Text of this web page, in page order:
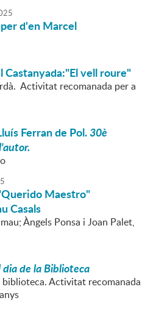
d'en Marcel
Castanyada:"El vell roure"
Activitat recomanada per a
Ferran de Pol.30è
Maestro"
Casals
Àngels Ponsa i Joan Palet,
dia de la Biblioteca
Activitat recomanada